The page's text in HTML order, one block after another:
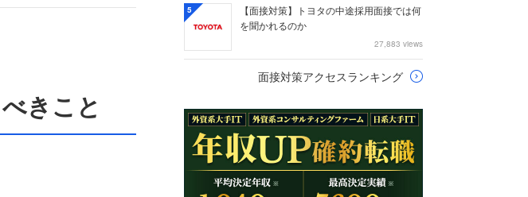
きこと
5
【面接対策】トヨタの中途採用面接では何
を聞かれるのか
27,883 views
面接対策アクセスランキング